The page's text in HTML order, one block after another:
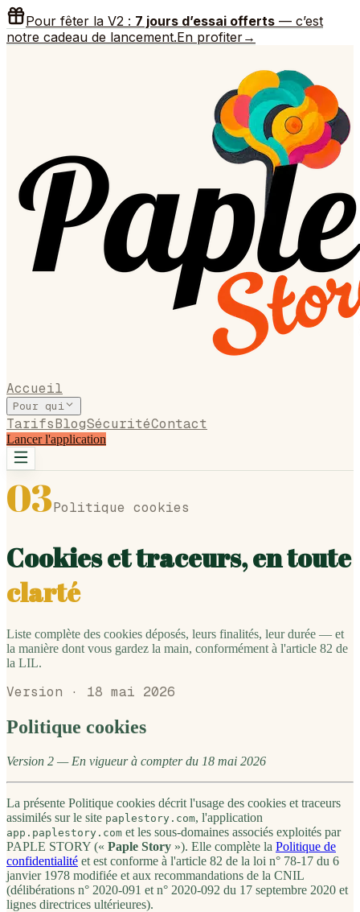
Pour fêter la V2 : 7 jours d’essai offerts — c’est
notre cadeau de lancement.En profiter→
Accueil
Pour qui
TarifsBlogSécuritéContact
Lancer l'application
03Politique cookies
Cookies et traceurs, en toute
clarté
Liste complète des cookies déposés, leurs finalités, leur durée — et
la manière dont vous gardez la main, conformément à l'article 82 de
la LIL.
Version · 18 mai 2026
Politique cookies
Version 2 — En vigueur à compter du 18 mai 2026
La présente Politique cookies décrit l'usage des cookies et traceurs
assimilés sur le site paplestory.com, l'application
app.paplestory.com et les sous-domaines associés exploités par
PAPLE STORY (« Paple Story »). Elle complète la Politique de
confidentialité et est conforme à l'article 82 de la loi n° 78-17 du 6
janvier 1978 modifiée et aux recommandations de la CNIL
(délibérations n° 2020-091 et n° 2020-092 du 17 septembre 2020 et
lignes directrices ultérieures).